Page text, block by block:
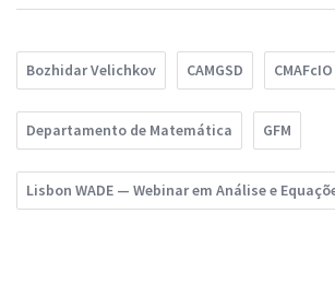
Bozhidar Velichkov CAMGSD CMAFcIO
Departamento de Matemática GFM
Lisbon WADE — Webinar em Análise e